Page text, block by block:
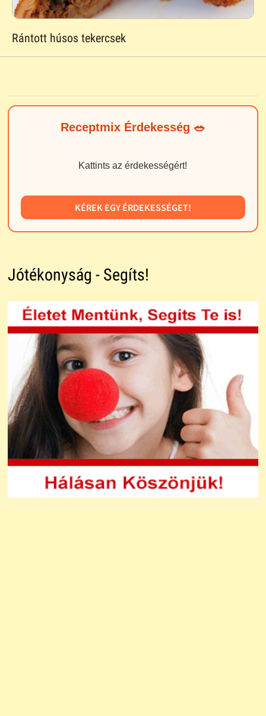
Rántott húsos tekercsek
Receptmix Érdekesség 🥗
Kattints az érdekességért!
KÉREK EGY ÉRDEKESSÉGET!
Jótékonyság - Segíts!